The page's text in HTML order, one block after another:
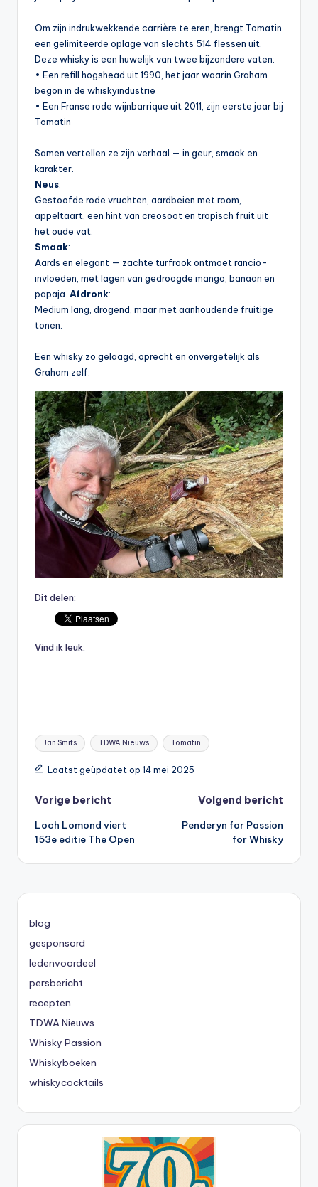
Om zijn indrukwekkende carrière te eren, brengt Tomatin
een gelimiteerde oplage van slechts 514 flessen uit.
Deze whisky is een huwelijk van twee bijzondere vaten:
• Een refill hogshead uit 1990, het jaar waarin Graham
begon in de whiskyindustrie
• Een Franse rode wijnbarrique uit 2011, zijn eerste jaar bij
Tomatin
Samen vertellen ze zijn verhaal — in geur, smaak en
karakter.
Neus:
Gestoofde rode vruchten, aardbeien met room,
appeltaart, een hint van creosoot en tropisch fruit uit
het oude vat.
Smaak:
Aards en elegant — zachte turfrook ontmoet rancio-
invloeden, met lagen van gedroogde mango, banaan en
papaja. Afdronk:
Medium lang, drogend, maar met aanhoudende fruitige
tonen.
Een whisky zo gelaagd, oprecht en onvergetelijk als
Graham zelf.
Dit delen:
Vind ik leuk:
Tags:
Jan Smits TDWA Nieuws Tomatin
Laatst geüpdatet op 14 mei 2025
Bericht
navigatie
Vorige bericht
Loch Lomond viert
153e editie The Open
Volgend bericht
Penderyn for Passion
for Whisky
blog
gesponsord
ledenvoordeel
persbericht
recepten
TDWA Nieuws
Whisky Passion
Whiskyboeken
whiskycocktails